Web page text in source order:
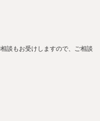
談もお受けしますので、ご相談